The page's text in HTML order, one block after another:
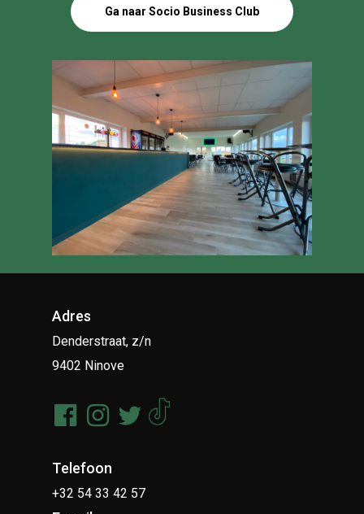
Ga naar Socio Business Club
Adres
Denderstraat, z/n
9402 Ninove
Telefoon
+32 54 33 42 57